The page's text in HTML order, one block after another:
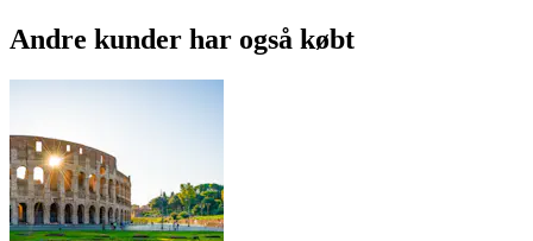
Andre kunder har også købt